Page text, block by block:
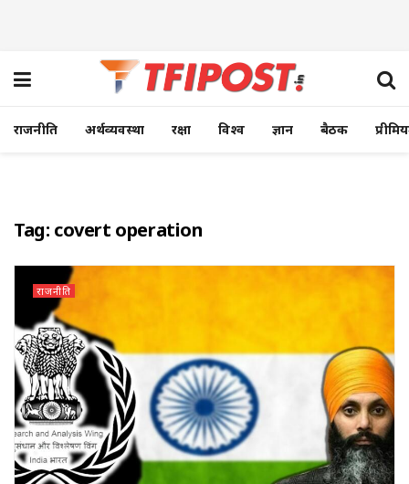
राजनीति अर्थव्यवस्था रक्षा विश्व ज्ञान बैठक
Tag: covert operation
राजनीति